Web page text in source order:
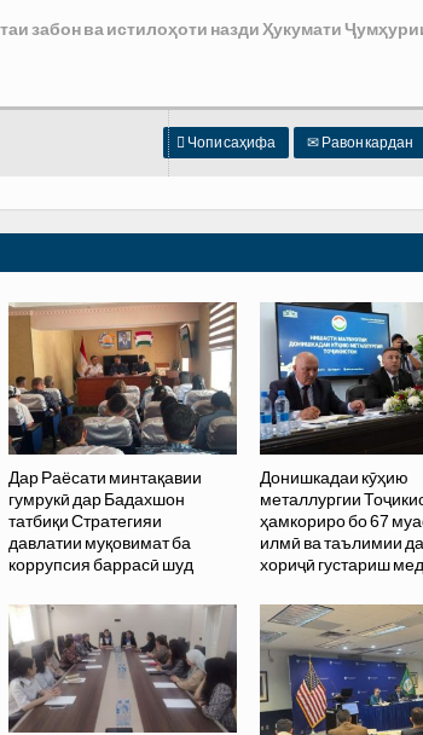
забон ва истилоҳоти назди Ҳукумати
 Чопи саҳифа ✉ Равон кардан
Дар Раёсати минтақавии
гумрукӣ дар Бадахшон
татбиқи Стратегияи
давлатии муқовимат ба
коррупсия баррасӣ шуд
Донишкадаи кӯҳию
металлургии
ҳамкориро бо 67
илмӣ ва таълимии
хориҷӣ густариш